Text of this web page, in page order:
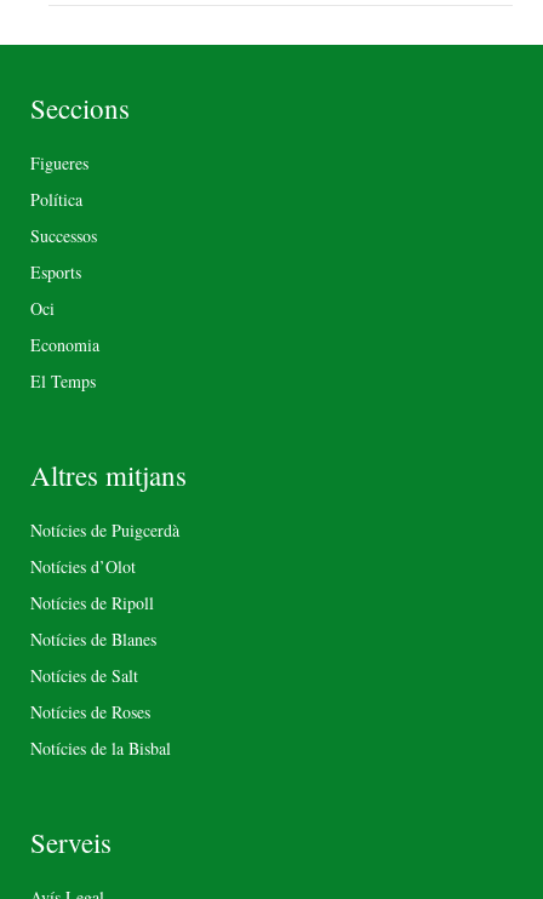
Seccions
Figueres
Política
Successos
Esports
Oci
Economia
El Temps
Altres mitjans
Notícies de Puigcerdà
Notícies d’Olot
Notícies de Ripoll
Notícies de Blanes
Notícies de Salt
Notícies de Roses
Notícies de la Bisbal
Serveis